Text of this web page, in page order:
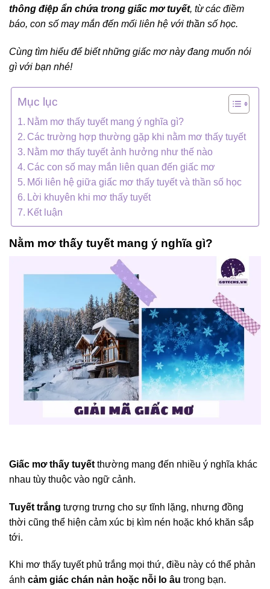
thông điệp ẩn chứa trong giấc mơ tuyết, từ các điềm
báo, con số may mắn đến mối liên hệ với thần số học.
Cùng tìm hiểu để biết những giấc mơ này đang muốn nói
gì với bạn nhé!
Mục lục
Nằm mơ thấy tuyết mang ý nghĩa gì?
Các trường hợp thường gặp khi nằm mơ thấy tuyết
Nằm mơ thấy tuyết ảnh hưởng như thế nào
Các con số may mắn liên quan đến giấc mơ
Mối liên hệ giữa giấc mơ thấy tuyết và thần số học
Lời khuyên khi mơ thấy tuyết
Kết luận
Nằm mơ thấy tuyết mang ý nghĩa gì?
Giấc mơ thấy tuyết thường mang đến nhiều ý nghĩa khác
nhau tùy thuộc vào ngữ cảnh.
Tuyết trắng tượng trưng cho sự tĩnh lặng, nhưng đồng
thời cũng thể hiện cảm xúc bị kìm nén hoặc khó khăn sắp
tới.
Khi mơ thấy tuyết phủ trắng mọi thứ, điều này có thể phản
ánh cảm giác chán nản hoặc nỗi lo âu trong bạn.